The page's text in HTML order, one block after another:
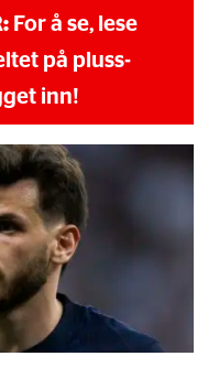
For å se, lese
på pluss-
inn!